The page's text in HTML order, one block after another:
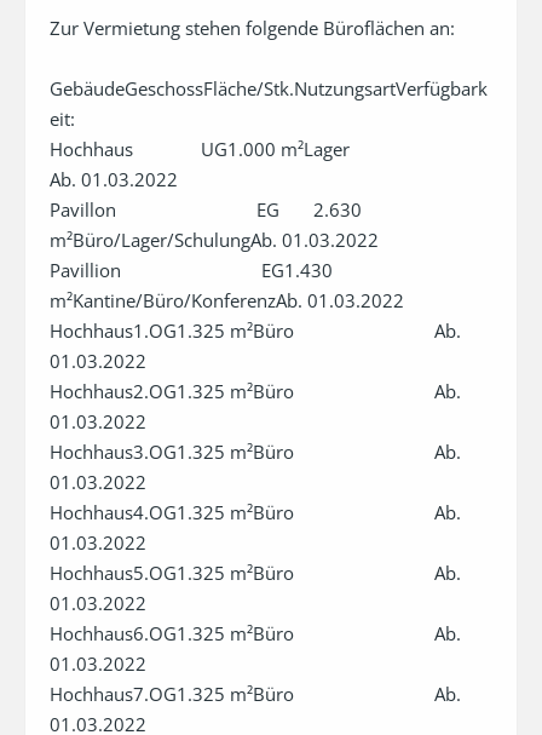
Zur Vermietung stehen folgende Büroflächen an:
GebäudeGeschossFläche/Stk.NutzungsartVerfügbark
eit:
Hochhaus              UG1.000 m²Lager
Ab. 01.03.2022
Pavillon                             EG       2.630
m²Büro/Lager/SchulungAb. 01.03.2022
Pavillion                             EG1.430
m²Kantine/Büro/KonferenzAb. 01.03.2022
Hochhaus1.OG1.325 m²Büro                             Ab.
01.03.2022
Hochhaus2.OG1.325 m²Büro                             Ab.
01.03.2022
Hochhaus3.OG1.325 m²Büro                             Ab.
01.03.2022
Hochhaus4.OG1.325 m²Büro                             Ab.
01.03.2022
Hochhaus5.OG1.325 m²Büro                             Ab.
01.03.2022
Hochhaus6.OG1.325 m²Büro                             Ab.
01.03.2022
Hochhaus7.OG1.325 m²Büro                             Ab.
01.03.2022